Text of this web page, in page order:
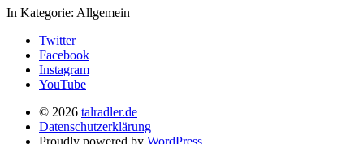
In Kategorie: Allgemein
Twitter
Facebook
Instagram
YouTube
© 2026 talradler.de
Datenschutzerklärung
Proudly powered by WordPress.